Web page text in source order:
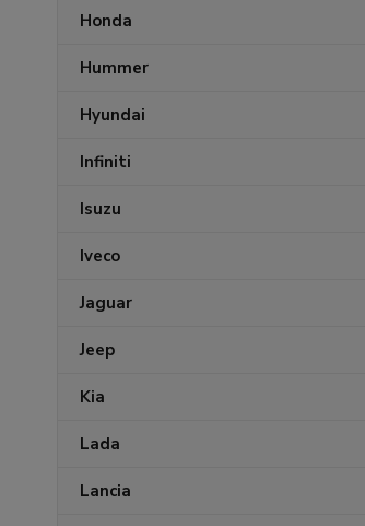
Honda
Hummer
Hyundai
Infiniti
Isuzu
Iveco
Jaguar
Jeep
Kia
Lada
Lancia